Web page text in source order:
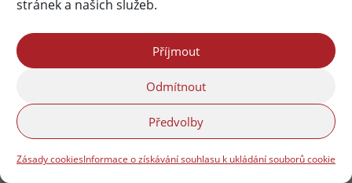
stránek a našich služeb.
Příjmout
Odmítnout
Předvolby
Zásady cookiesInformace o získávání souhlasu k ukládání souborů cookie
Kalendář akcí na Frýdlantsku
Kontakty & Redakce
Zásady cookies (EU)